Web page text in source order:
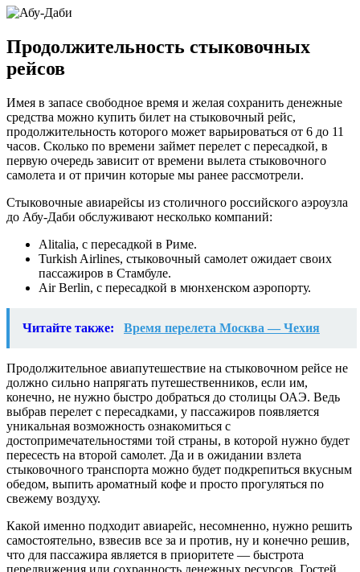
Продолжительность стыковочных
рейсов
Имея в запасе свободное время и желая сохранить денежные
средства можно купить билет на стыковочный рейс,
продолжительность которого может варьироваться от 6 до 11
часов. Сколько по времени займет перелет с пересадкой, в
первую очередь зависит от времени вылета стыковочного
самолета и от причин которые мы ранее рассмотрели.
Стыковочные авиарейсы из столичного российского аэроузла
до Абу-Даби обслуживают несколько компаний:
Alitalia, с пересадкой в Риме.
Turkish Airlines, стыковочный самолет ожидает своих
пассажиров в Стамбуле.
Air Berlin, с пересадкой в мюнхенском аэропорту.
Читайте также: Время перелета Москва — Чехия
Продолжительное авиапутешествие на стыковочном рейсе не
должно сильно напрягать путешественников, если им,
конечно, не нужно быстро добраться до столицы ОАЭ. Ведь
выбрав перелет с пересадками, у пассажиров появляется
уникальная возможность ознакомиться с
достопримечательностями той страны, в которой нужно будет
пересесть на второй самолет. Да и в ожидании взлета
стыковочного транспорта можно будет подкрепиться вкусным
обедом, выпить ароматный кофе и просто прогуляться по
свежему воздуху.
Какой именно подходит авиарейс, несомненно, нужно решить
самостоятельно, взвесив все за и против, ну и конечно решив,
что для пассажира является в приоритете — быстрота
передвижения или сохранность денежных ресурсов. Гостей